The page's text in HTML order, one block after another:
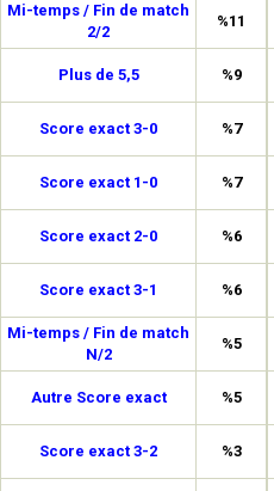
Mi-temps / Fin de match
2/2
%11
Plus de 5,5 %9
Score exact 3-0 %7
Score exact 1-0 %7
Score exact 2-0 %6
Score exact 3-1 %6
Mi-temps / Fin de match
N/2
%5
Autre Score exact %5
Score exact 3-2 %3